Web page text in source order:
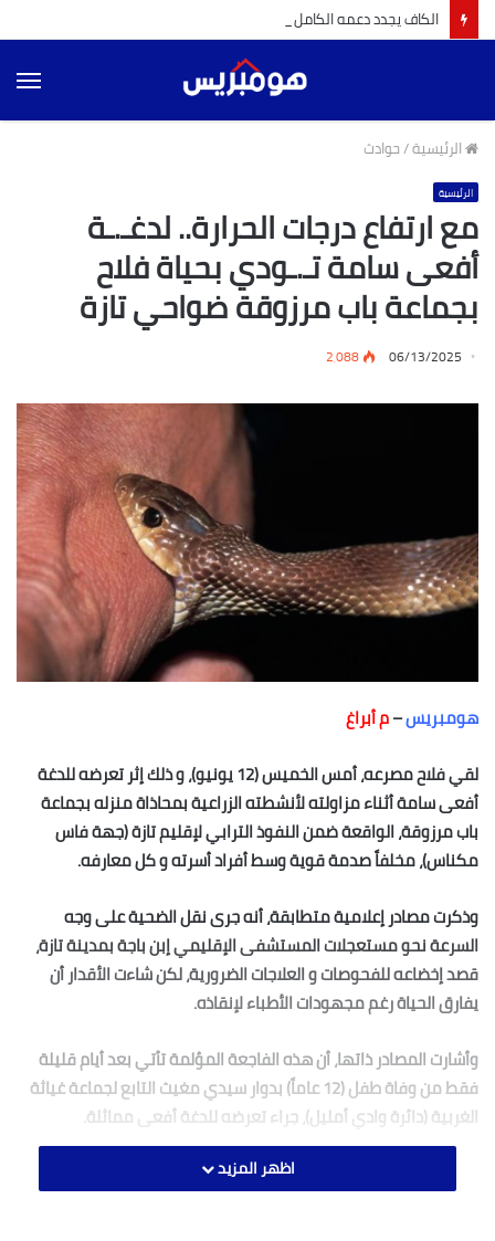
الرئيسية/حوادث
الرئيسية
مع ارتفاع درجات الحرارة.. لدغـ.ـة
أفعى سامة تـ.ـودي بحياة فلاح
بجماعة باب مرزوقة ضواحي تازة
06/13/2025 2٬088
هومبريس–م أبراغ
لقي فلاح مصرعه، أمس الخميس (12 يونيو)، و ذلك إثر تعرضه للدغة
أفعى سامة أثناء مزاولته لأنشطته الزراعية بمحاذاة منزله بجماعة
باب مرزوقة، الواقعة ضمن النفوذ الترابي لإقليم تازة (جهة فاس
مكناس)، مخلفاً صدمة قوية وسط أفراد أسرته و كل معارفه.
وذكرت مصادر إعلامية متطابقة، أنه جرى نقل الضحية على وجه
السرعة نحو مستعجلات المستشفى الإقليمي إبن باجة بمدينة تازة،
قصد إخضاعه للفحوصات و العلاجات الضرورية، لكن شاءت الأقدار أن
يفارق الحياة رغم مجهودات الأطباء لإنقاذه.
وأشارت المصادر ذاتها، أن هذه الفاجعة المؤلمة تأتي بعد أيام قليلة
فقط من وفاة طفل (12 عاماً) بدوار سيدي مغيث التابع لجماعة غياثة
الغربية (دائرة وادي أمليل)، جراء تعرضه للدغة أفعى مماثلة.
يُذكر أن عدداً من المناطق تشهد حوادث مشابهة خاصة مع حلول فصل
الصيف و ارتفاع دراجة الحرارة، الأمر الذي يدعو إلى توفير الأمصال
اظهر المزيد